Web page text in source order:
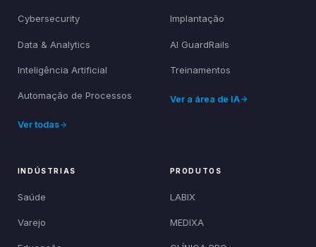
Cybersecurity
Data & Analytics
Inteligência Artificial
Automação de Processos
Ver todas
Implantação
AI GuardRails
Treinamentos
Ver a área de IA
INDÚSTRIAS
Saúde
Varejo
PRODUTOS
LABIX
MEDIXA